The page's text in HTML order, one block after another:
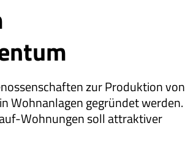
zur Produktion von
Wohn­anlagen gegründet werden.
Wohnungen soll attraktiver